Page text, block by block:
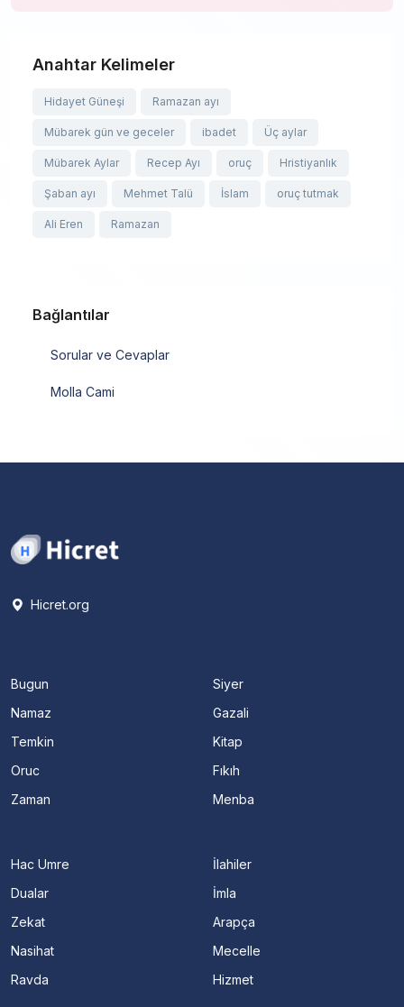
Anahtar Kelimeler
Hidayet Güneşi Ramazan ayı
Mübarek gün ve geceler ibadet Üç aylar
Mübarek Aylar Recep Ayı oruç Hristiyanlık
Şaban ayı Mehmet Talü İslam oruç tutmak
Ali Eren Ramazan
Bağlantılar
Sorular ve Cevaplar
Molla Cami
Hicret.org
Bugun
Namaz
Temkin
Oruc
Zaman
Siyer
Gazali
Kitap
Fıkıh
Menba
Hac Umre
Dualar
Zekat
Nasihat
Ravda
İlahiler
İmla
Arapça
Mecelle
Hizmet